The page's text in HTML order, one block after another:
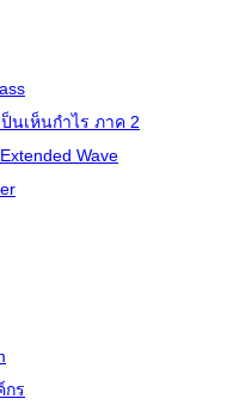
นเห็นกำไร ภาค 2
Wave
กร